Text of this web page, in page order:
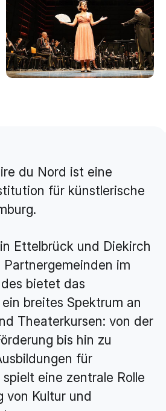
GEO)
(SMM)
System
du Nord ist eine
für künstlerische
Ettelbrück und Diekirch
Partnergemeinden im
bietet das
breites Spektrum an
Theaterkursen: von der
bis hin zu
für
spielt eine zentrale Rolle
von Kultur und